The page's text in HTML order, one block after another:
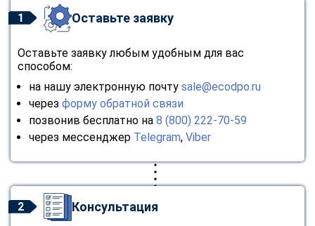
1 Оставьте заявку
Оставьте заявку любым удобным для вас
способом:
на нашу электронную почту sale@ecodpo.ru
через форму обратной связи
позвонив бесплатно на 8 (800) 222-70-59
через мессенджер Telegram, Viber
2 Консультация